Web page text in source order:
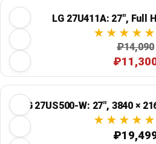
LG 27U411A: 27", Full
₽14,090
LG 27US500-W: 27", 3840 ×